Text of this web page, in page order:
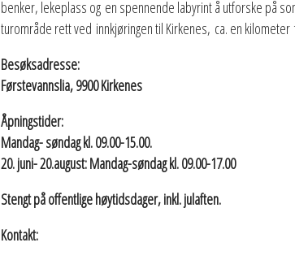
benker, lekeplass og en spennende labyrint å utforske på
turområde rett ved innkjøringen til Kirkenes, ca. en kilometer
Besøksadresse:
Førstevannslia, 9900 Kirkenes
Åpningstider:
Mandag- søndag kl. 09.00-15.00.
20. juni- 20.august: Mandag-søndag kl. 09.00-17.00
Stengt på offentlige høytidsdager, inkl. julaften.
Kontakt: